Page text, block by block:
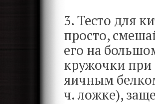
3. Тесто для
просто,
его на
кружочки
яичным
ч. ложке),